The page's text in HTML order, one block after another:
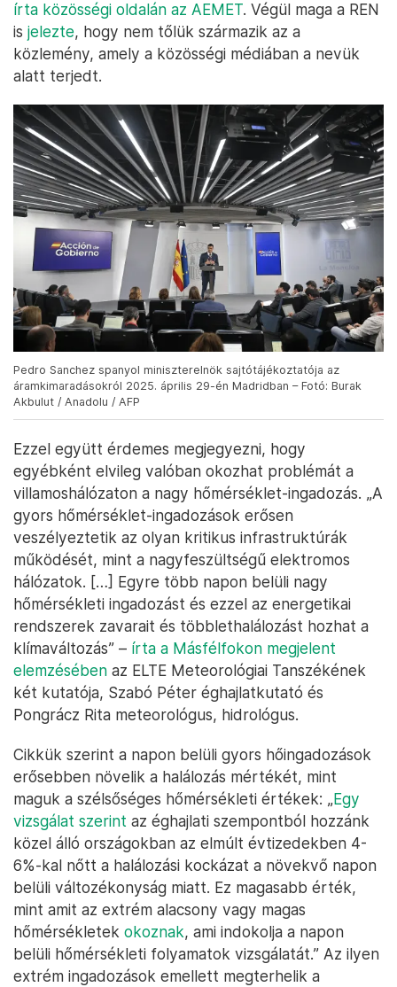
írta közösségi oldalán az AEMET. Végül maga a REN
is jelezte, hogy nem tőlük származik az a
közlemény, amely a közösségi médiában a nevük
alatt terjedt.
Pedro Sanchez spanyol miniszterelnök sajtótájékoztatója az
áramkimaradásokról 2025. április 29-én Madridban – Fotó: Burak
Akbulut / Anadolu / AFP
Ezzel együtt érdemes megjegyezni, hogy
egyébként elvileg valóban okozhat problémát a
villamoshálózaton a nagy hőmérséklet-ingadozás. „A
gyors hőmérséklet-ingadozások erősen
veszélyeztetik az olyan kritikus infrastruktúrák
működését, mint a nagyfeszültségű elektromos
hálózatok. […] Egyre több napon belüli nagy
hőmérsékleti ingadozást és ezzel az energetikai
rendszerek zavarait és többlethalálozást hozhat a
klímaváltozás” – írta a Másfélfokon megjelent
elemzésében az ELTE Meteorológiai Tanszékének
két kutatója, Szabó Péter éghajlatkutató és
Pongrácz Rita meteorológus, hidrológus.
Cikkük szerint a napon belüli gyors hőingadozások
erősebben növelik a halálozás mértékét, mint
maguk a szélsőséges hőmérsékleti értékek: „Egy
vizsgálat szerint az éghajlati szempontból hozzánk
közel álló országokban az elmúlt évtizedekben 4-
6%-kal nőtt a halálozási kockázat a növekvő napon
belüli változékonyság miatt. Ez magasabb érték,
mint amit az extrém alacsony vagy magas
hőmérsékletek okoznak, ami indokolja a napon
belüli hőmérsékleti folyamatok vizsgálatát.” Az ilyen
extrém ingadozások emellett megterhelik a